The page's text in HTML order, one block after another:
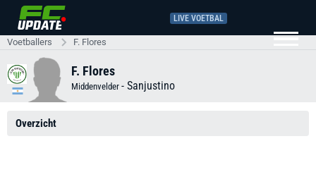
LIVE VOETBAL
Voetballers F. Flores
F. Flores
Middenvelder - Sanjustino
Overzicht